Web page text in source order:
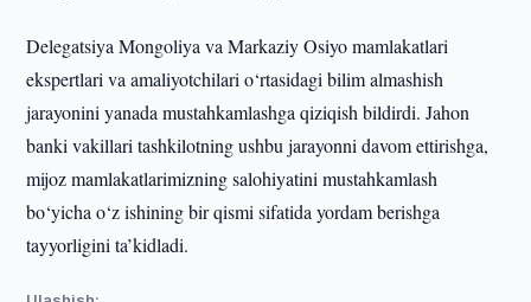
Delegatsiya Mongoliya va Markaziy Osiyo mamlakatlari
ekspertlari va amaliyotchilari o‘rtasidagi bilim almashish
jarayonini yanada mustahkamlashga qiziqish bildirdi. Jahon
banki vakillari tashkilotning ushbu jarayonni davom ettirishga,
mijoz mamlakatlarimizning salohiyatini mustahkamlash
bo‘yicha o‘z ishining bir qismi sifatida yordam berishga
tayyorligini ta’kidladi.